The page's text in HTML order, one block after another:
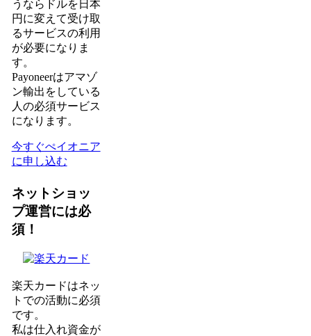
うならドルを日本
円に変えて受け取
るサービスの利用
が必要になりま
す。
Payoneerはアマゾ
ン輸出をしている
人の必須サービス
になります。
今すぐぺイオニア
に申し込む
ネットショッ
プ運営には必
須！
楽天カードはネッ
トでの活動に必須
です。
私は仕入れ資金が